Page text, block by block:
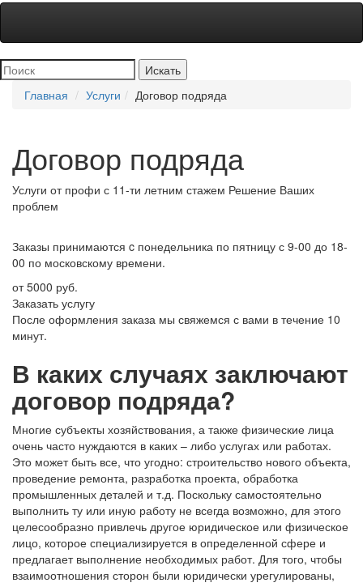
Главная Услуги Договор подряда
Договор подряда
Услуги от профи с 11-ти летним стажем Решение Ваших
проблем
Заказы принимаются c понедельника по пятницу с 9-00 до 18-
00 по московскому времени.
от 5000 руб.
Заказать услугу
После оформления заказа мы свяжемся с вами в течение 10
минут.
В каких случаях заключают
договор подряда?
Многие субъекты хозяйствования, а также физические лица
очень часто нуждаются в каких – либо услугах или работах.
Это может быть все, что угодно: строительство нового объекта,
проведение ремонта, разработка проекта, обработка
промышленных деталей и т.д. Поскольку самостоятельно
выполнить ту или иную работу не всегда возможно, для этого
целесообразно привлечь другое юридическое или физическое
лицо, которое специализируется в определенной сфере и
предлагает выполнение необходимых работ. Для того, чтобы
взаимоотношения сторон были юридически урегулированы,